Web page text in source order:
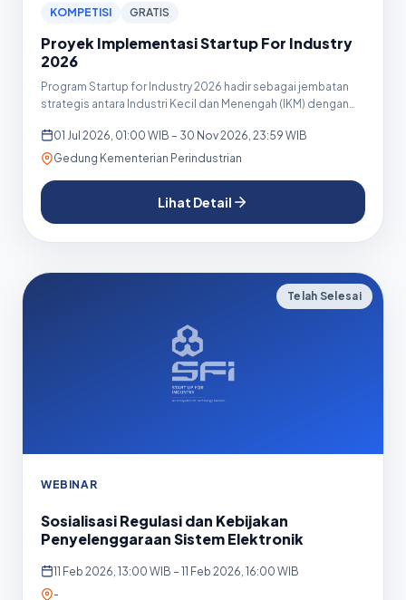
KOMPETISI
GRATIS
Proyek Implementasi Startup For Industry
2026
Program Startup for Industry 2026 hadir sebagai jembatan
strategis antara Industri Kecil dan Menengah (IKM) dengan
01 Jul 2026, 01:00 WIB – 30 Nov 2026, 23:59 WIB
Gedung Kementerian Perindustrian
Lihat Detail
Telah Selesai
WEBINAR
Sosialisasi Regulasi dan Kebijakan
Penyelenggaraan Sistem Elektronik
11 Feb 2026, 13:00 WIB – 11 Feb 2026, 16:00 WIB
-